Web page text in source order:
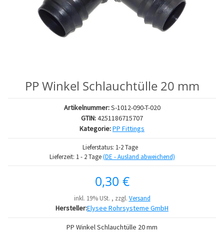
PP Winkel Schlauchtülle 20 mm
Artikelnummer:S-1012-090-T-020
GTIN:4251186715707
Kategorie:PP Fittings
Lieferstatus: 1-2 Tage
Lieferzeit: 1 - 2 Tage(DE - Ausland abweichend)
0,30 €
inkl. 19% USt. , zzgl. Versand
Hersteller:Elysee Rohrsysteme GmbH
PP Winkel Schlauchtülle 20 mm